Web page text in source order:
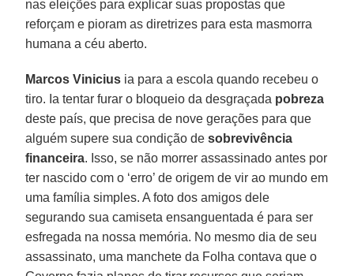
nas eleições para explicar suas propostas que
reforçam e pioram as diretrizes para esta masmorra
humana a céu aberto.
Marcos Vinicius ia para a escola quando recebeu o
tiro. Ia tentar furar o bloqueio da desgraçada pobreza
deste país, que precisa de nove gerações para que
alguém supere sua condição desobrevivência
financeira. Isso, se não morrer assassinado antes por
ter nascido com o ‘erro’ de origem de vir ao mundo em
uma família simples. A foto dos amigos dele
segurando sua camiseta ensanguentada é para ser
esfregada na nossa memória. No mesmo dia de seu
assassinato, uma manchete da Folha contava que o